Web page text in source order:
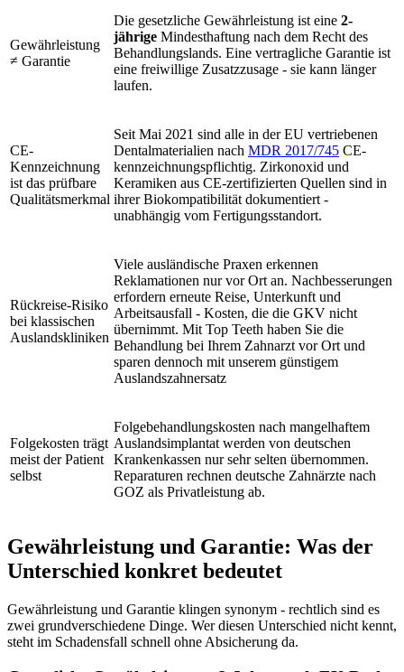
Gewährleistung
≠ Garantie
Die gesetzliche Gewährleistung ist eine 2-
jährige Mindesthaftung nach dem Recht des
Behandlungslands. Eine vertragliche Garantie ist
eine freiwillige Zusatzzusage - sie kann länger
laufen.
CE-
Kennzeichnung
ist das prüfbare
Qualitätsmerkmal
Seit Mai 2021 sind alle in der EU vertriebenen
Dentalmaterialien nach MDR 2017/745 CE-
kennzeichnungspflichtig. Zirkonoxid und
Keramiken aus CE-zertifizierten Quellen sind in
ihrer Biokompatibilität dokumentiert -
unabhängig vom Fertigungsstandort.
Rückreise-Risiko
bei klassischen
Auslandskliniken
Viele ausländische Praxen erkennen
Reklamationen nur vor Ort an. Nachbesserungen
erfordern erneute Reise, Unterkunft und
Arbeitsausfall - Kosten, die die GKV nicht
übernimmt. Mit Top Teeth haben Sie die
Behandlung bei Ihrem Zahnarzt vor Ort und
sparen dennoch mit unserem günstigem
Auslandszahnersatz
Folgekosten trägt
meist der Patient
selbst
Folgebehandlungskosten nach mangelhaftem
Auslandsimplantat werden von deutschen
Krankenkassen nur sehr selten übernommen.
Reparaturen rechnen deutsche Zahnärzte nach
GOZ als Privatleistung ab.
Gewährleistung und Garantie: Was der
Unterschied konkret bedeutet
Gewährleistung und Garantie klingen synonym - rechtlich sind es
zwei grundverschiedene Dinge. Wer diesen Unterschied nicht kennt,
steht im Schadensfall schnell ohne Absicherung da.